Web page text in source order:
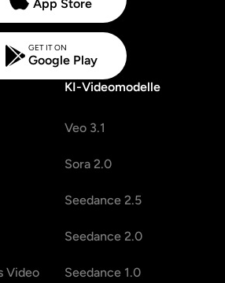
App Store
GET IT ON
Google Play
Video
KI-Videomodelle
Veo 3.1
Sora 2.0
Seedance 2.5
Seedance 2.0
Seedance 1.0